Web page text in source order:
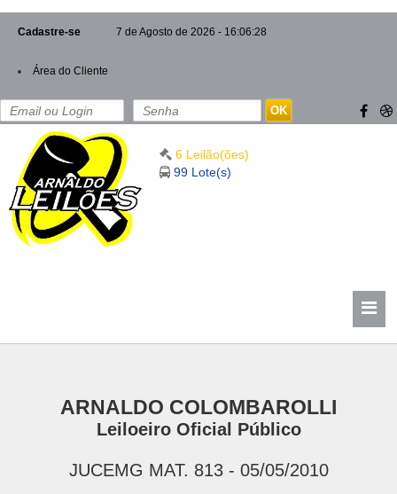
Cadastre-se 7 de Agosto de 2026 - 16:06:28
Área do Cliente
OK
6 Leilão(ões)
99 Lote(s)
ARNALDO COLOMBAROLLI
Leiloeiro Oficial Público
JUCEMG MAT. 813 - 05/05/2010